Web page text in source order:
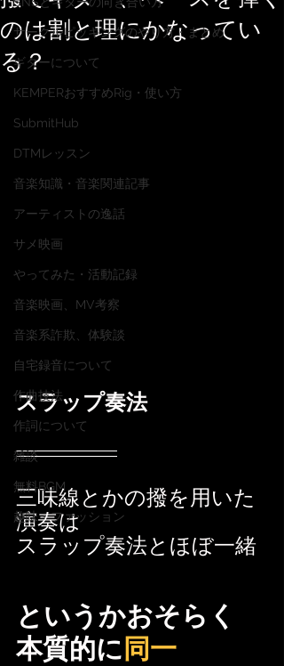
サークルピッキングのやり方・まとめ
ギターについて
KEMPERおすすめRig・使い方
SubmitHub
DTMレッスン
音楽知識・音楽関連記事
アーティストの逸話
サメ映画
やってみた・活動記録
音楽映画、MV考察
音楽系詐欺、体験談
自宅録音について
作曲技法
作詞について
雑談
無料BGM
趣味・ファッション
のは割と理にかなってい
る？
スラップ奏法
三味線とかの撥を用いた
演奏は
スラップ奏法とほぼ一緒
というかおそらく
本質的に 同一